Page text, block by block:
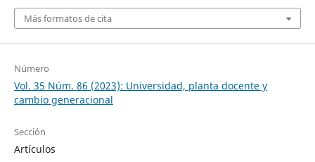
Más formatos de cita
Número
Vol. 35 Núm. 86 (2023): Universidad, planta docente y
cambio generacional
Sección
Artículos